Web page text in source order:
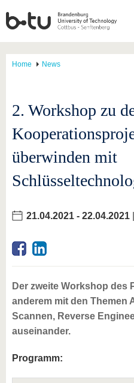
Home News
2. Workshop zu
überwinden mit
21.04.2021 - 22.04.2021
Der zweite Workshop des
anderem mit den Themen
Scannen, Reverse
auseinander.
Programm: